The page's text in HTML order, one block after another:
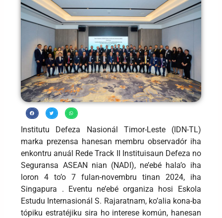
Institutu Defeza Nasionál Timor-Leste (IDN-TL)
marka prezensa hanesan membru observadór iha
enkontru anuál Rede Track II Instituisaun Defeza no
Seguransa ASEAN nian (NADI), ne’ebé hala’o iha
loron 4 to’o 7 fulan-novembru tinan 2024, iha
Singapura . Eventu ne’ebé organiza hosi Eskola
Estudu Internasionál S. Rajaratnam, ko’alia kona-ba
tópiku estratéjiku sira ho interese komún, hanesan